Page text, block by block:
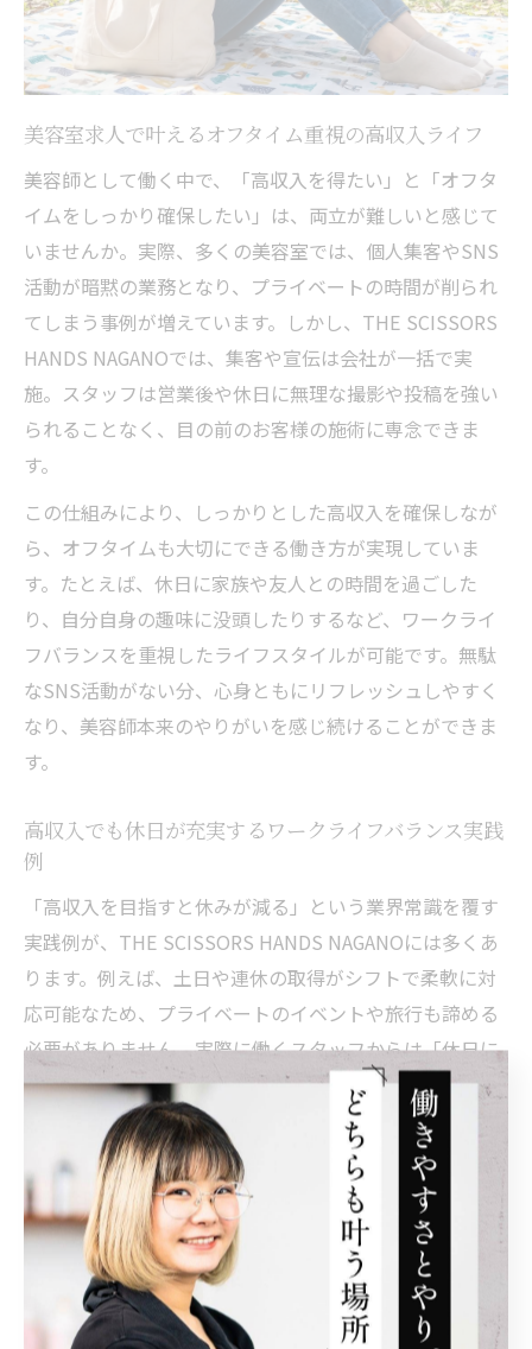
美容室求人で叶えるオフタイム重視の高収入ライフ
美容師として働く中で、「高収入を得たい」と「オフタ
イムをしっかり確保したい」は、両立が難しいと感じて
いませんか。実際、多くの美容室では、個人集客やSNS
活動が暗黙の業務となり、プライベートの時間が削られ
てしまう事例が増えています。しかし、THE SCISSORS
HANDS NAGANOでは、集客や宣伝は会社が一括で実
施。スタッフは営業後や休日に無理な撮影や投稿を強い
られることなく、目の前のお客様の施術に専念できま
す。
この仕組みにより、しっかりとした高収入を確保しなが
ら、オフタイムも大切にできる働き方が実現していま
す。たとえば、休日に家族や友人との時間を過ごした
り、自分自身の趣味に没頭したりするなど、ワークライ
フバランスを重視したライフスタイルが可能です。無駄
なSNS活動がない分、心身ともにリフレッシュしやすく
なり、美容師本来のやりがいを感じ続けることができま
す。
高収入でも休日が充実するワークライフバランス実践
例
「高収入を目指すと休みが減る」という業界常識を覆す
実践例が、THE SCISSORS HANDS NAGANOには多くあ
ります。例えば、土日や連休の取得がシフトで柔軟に対
応可能なため、プライベートのイベントや旅行も諦める
必要がありません。実際に働くスタッフからは「休日に
しっかり遊べるから、平日の仕事にも集中力が増した」
といった声が寄せられています。
また、SNSやモデル撮影などの業務外活動がなくなった
ことで、業務時間内に全力投球できる環境が整っていま
す。その結果、効率よく成果を出すことで高収入を実現
しつつ、心身の健康や人間関係も充実。ワークライフバ
ランスを保つためには、会社が集客や広報を一手に担う